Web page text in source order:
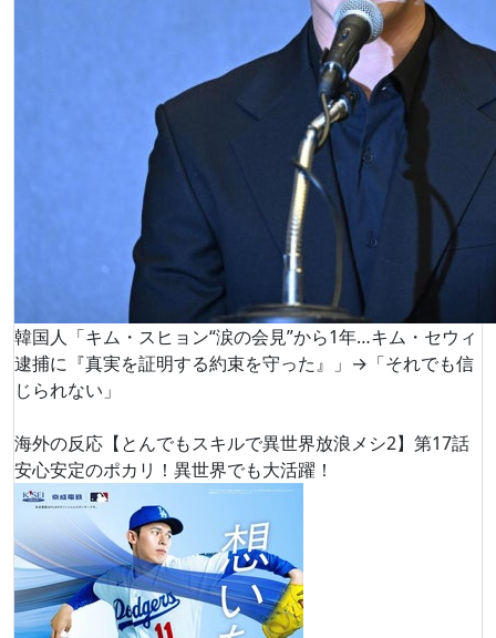
韓国人「キム・スヒョン“涙の会見”から1年…キム・セウィ
逮捕に『真実を証明する約束を守った』」→「それでも信
じられない」
海外の反応【とんでもスキルで異世界放浪メシ2】第17話
安心安定のポカリ！異世界でも大活躍！